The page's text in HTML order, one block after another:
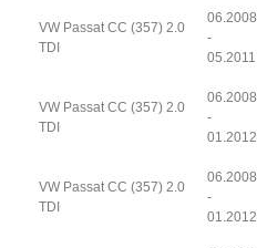
VW Passat CC (357) 2.0
TDI
06.2008
-
05.2011
VW Passat CC (357) 2.0
TDI
06.2008
-
01.2012
VW Passat CC (357) 2.0
TDI
06.2008
-
01.2012